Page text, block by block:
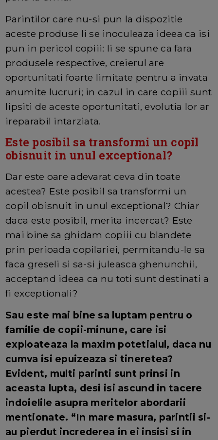
Parintilor care nu-si pun la dispozitie
aceste produse li se inoculeaza ideea ca isi
pun in pericol copiii: li se spune ca fara
produsele respective, creierul are
oportunitati foarte limitate pentru a invata
anumite lucruri; in cazul in care copiii sunt
lipsiti de aceste oportunitati, evolutia lor ar
ireparabil intarziata.
Este posibil sa transformi un copil
obisnuit in unul exceptional?
Dar este oare adevarat ceva din toate
acestea? Este posibil sa transformi un
copil obisnuit in unul exceptional? Chiar
daca este posibil, merita incercat? Este
mai bine sa ghidam copiii cu blandete
prin perioada copilariei, permitandu-le sa
faca greseli si sa-si juleasca ghenunchii,
acceptand ideea ca nu toti sunt destinati a
fi exceptionali?
Sau este mai bine sa luptam pentru o
familie de copii-minune, care isi
exploateaza la maxim potetialul, daca nu
cumva isi epuizeaza si tineretea?
Evident, multi parinti sunt prinsi in
aceasta lupta, desi isi ascund in tacere
indoielile asupra meritelor abordarii
mentionate. “In mare masura, parintii si-
au pierdut increderea in ei insisi si in